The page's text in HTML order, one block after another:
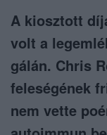
A kiosztott
volt a
gálán. Chris
feleségének
nem vette